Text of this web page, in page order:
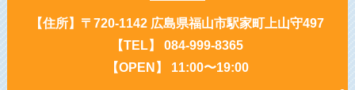
【住所】〒720-1142 広島県福山市駅家町上山守497
【TEL】 084-999-8365
【OPEN】 11:00〜19:00